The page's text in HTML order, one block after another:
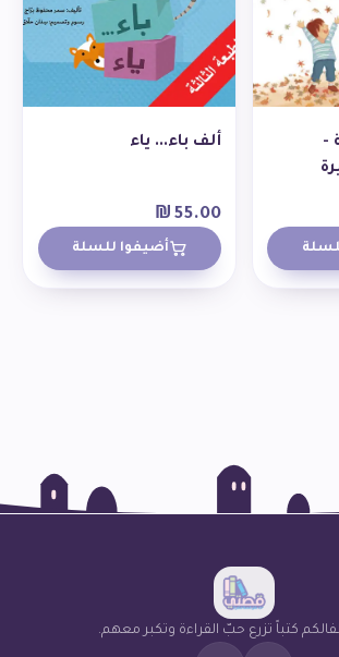
-
ألف باء... ياء
₪ 55.00
أضيفوا للسلة
كتباً تزرع حبّ القراءة وتكبر معهم.